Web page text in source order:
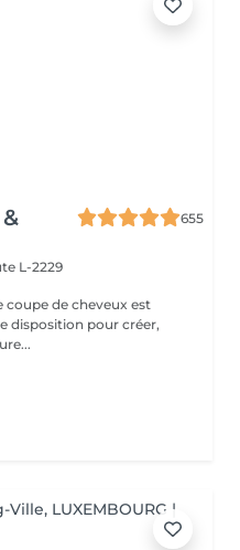
655
L-2229
coupe de cheveux est
disposition pour créer,